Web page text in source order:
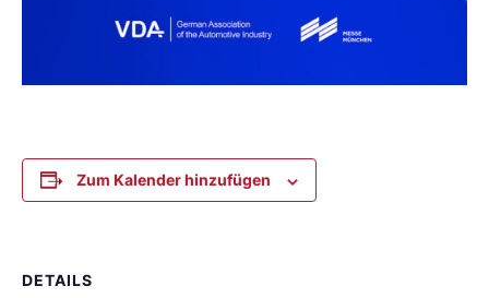
Zum Kalender hinzufügen
DETAILS